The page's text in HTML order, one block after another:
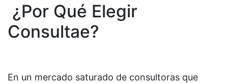
¿Por Qué Elegir
Consultae?
En un mercado saturado de consultoras que